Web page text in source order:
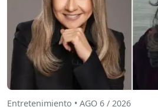
Entretenimiento • AGO 6 / 2026